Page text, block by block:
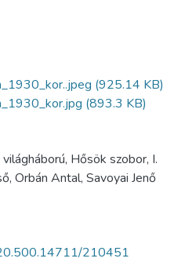
(925.14 KB)
(893.3 KB)
Hősök szobor, I.
Orbán Antal, Savoyai Jenő
210451